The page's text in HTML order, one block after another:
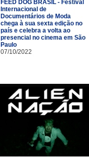
FEED DOG BRASIL - Festival
Internacional de
Documentários de Moda
chega à sua sexta edição no
país e celebra a volta ao
presencial no cinema em São
Paulo
07/10/2022